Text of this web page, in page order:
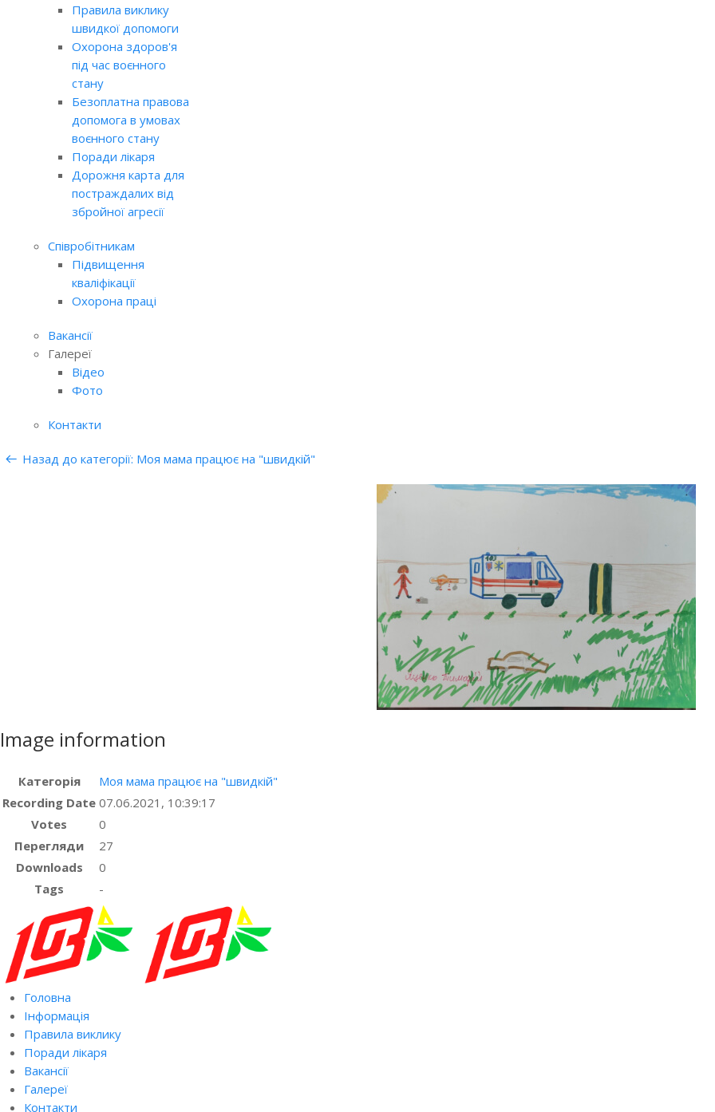
Правила виклику
швидкої допомоги
Охорона здоров'я
під час воєнного
стану
Безоплатна правова
допомога в умовах
воєнного стану
Поради лікаря
Дорожня карта для
постраждалих від
збройної агресії
Співробітникам
Підвищення
кваліфікації
Охорона праці
Вакансії
Галереї
Відео
Фото
Контакти
Назад до категорії: Моя мама працює на "швидкій"
Image information
Категорія
Моя мама працює на "швидкій"
Recording Date 07.06.2021, 10:39:17
Votes
0
Перегляди
27
Downloads
0
Tags
-
Головна
Інформація
Правила виклику
Поради лікаря
Вакансії
Галереї
Контакти